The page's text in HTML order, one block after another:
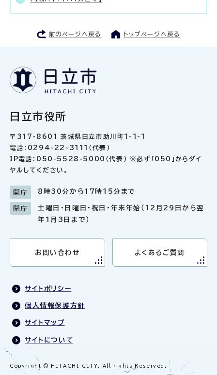
前のページへ戻る トップページへ戻る
日立市役所
〒317-8601 茨城県日立市助川町1-1-1
電話：0294-22-3111（代表）
IP電話：050-5528-5000（代表） ※必ず「050」からダイ
ヤルしてください。
開庁 8時30分から17時15分まで
閉庁
土曜日・日曜日・祝日・年末年始（12月29日から翌
年1月3日まで）
お問い合わせ よくあるご質問
サイトポリシー
個人情報保護方針
サイトマップ
サイトについて
Copyright © HITACHI CITY. All rights Reserved.